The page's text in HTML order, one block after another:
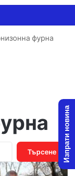
фурна
Т
ъ
р
Изпрати новина